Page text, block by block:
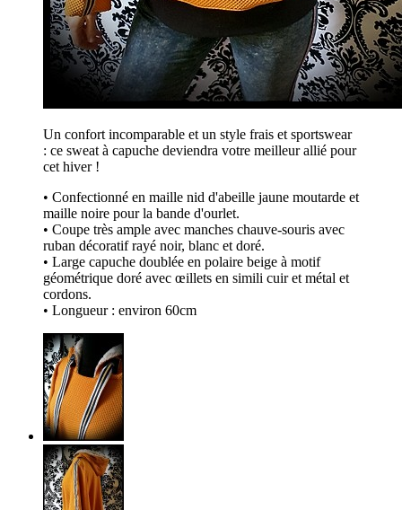
Un confort incomparable et un style frais et sportswear
: ce sweat à capuche deviendra votre meilleur allié pour
cet hiver !
• Confectionné en maille nid d'abeille jaune moutarde et
maille noire pour la bande d'ourlet.
• Coupe très ample avec manches chauve-souris avec
ruban décoratif rayé noir, blanc et doré.
• Large capuche doublée en polaire beige à motif
géométrique doré avec œillets en simili cuir et métal et
cordons.
• Longueur : environ 60cm